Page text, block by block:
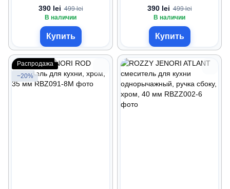
37
390 lei 499 lei
В наличии
Купить
38
390 lei 499 lei
В наличии
Купить
Распродажа
−20%